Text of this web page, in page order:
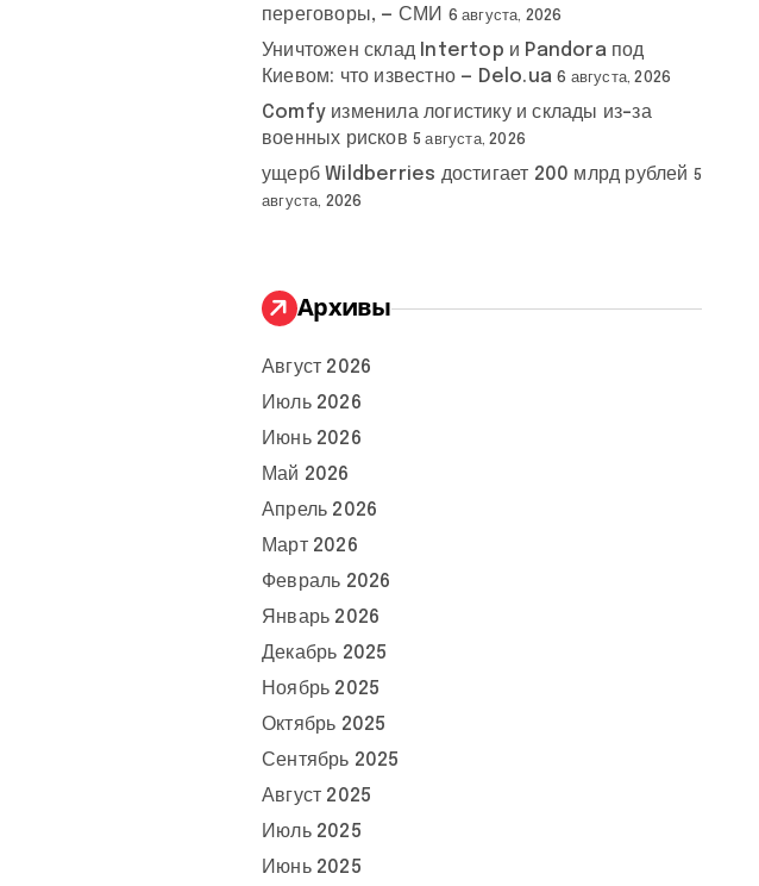
переговоры, — СМИ
6 августа, 2026
Уничтожен склад Intertop и Pandora под
Киевом: что известно — Delo.ua 6 августа, 2026
Comfy изменила логистику и склады из-за
военных рисков 5 августа, 2026
ущерб Wildberries достигает 200 млрд рублей 5
августа, 2026
Архивы
Август 2026
Июль 2026
Июнь 2026
Май 2026
Апрель 2026
Март 2026
Февраль 2026
Январь 2026
Декабрь 2025
Ноябрь 2025
Октябрь 2025
Сентябрь 2025
Август 2025
Июль 2025
Июнь 2025